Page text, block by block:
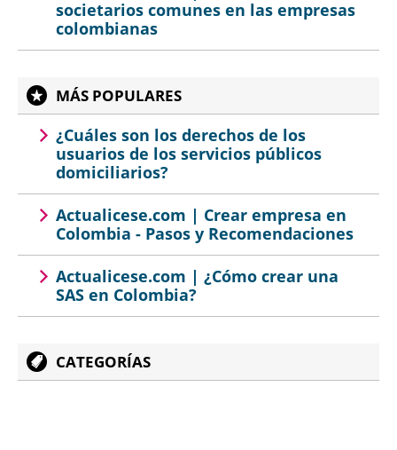
societarios comunes en las empresas
colombianas
MÁS POPULARES
¿Cuáles son los derechos de los
usuarios de los servicios públicos
domiciliarios?
Actualicese.com | Crear empresa en
Colombia - Pasos y Recomendaciones
Actualicese.com | ¿Cómo crear una
SAS en Colombia?
CATEGORÍAS